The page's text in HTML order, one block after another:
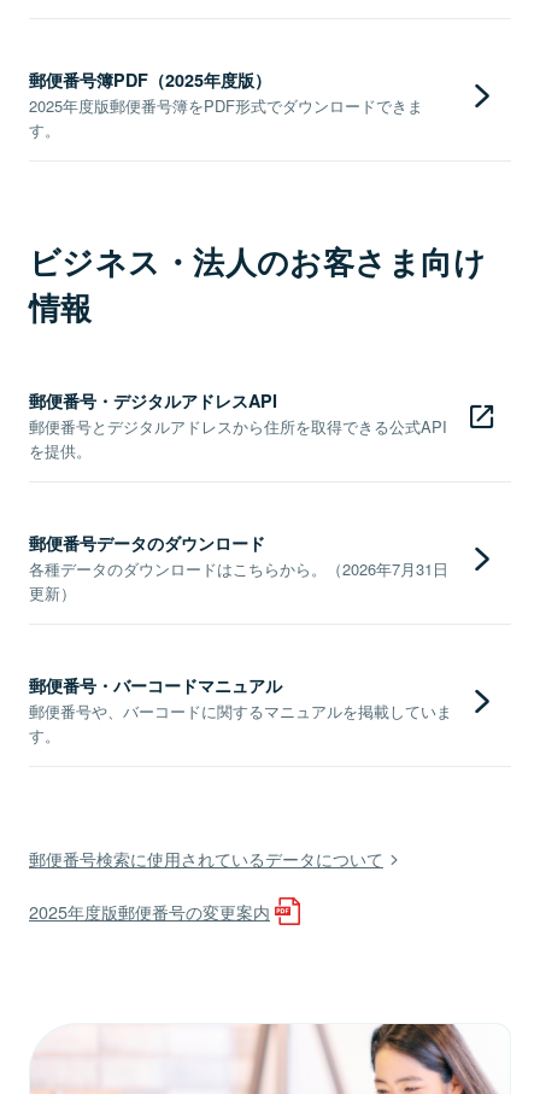
郵便番号簿PDF（2025年度版）
2025年度版郵便番号簿をPDF形式でダウンロードできま
す。
ビジネス・法人のお客さま向け
情報
郵便番号・デジタルアドレスAPI
郵便番号とデジタルアドレスから住所を取得できる公式API
を提供。
郵便番号データのダウンロード
各種データのダウンロードはこちらから。（2026年7月31日
更新）
郵便番号・バーコードマニュアル
郵便番号や、バーコードに関するマニュアルを掲載していま
す。
郵便番号検索に使用されているデータについて
2025年度版郵便番号の変更案内